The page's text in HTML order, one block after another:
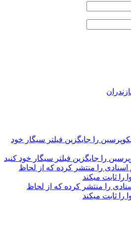
را جایگزین فیلتر سیگار خود کنید
را منتشر کرده که از لحاظ
را ثابت میکند